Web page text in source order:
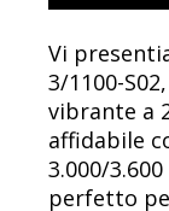
Vi
3/1100-
vibrante a
affidabile
3.000/
perfetto